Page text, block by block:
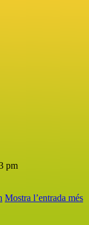
pm
Mostra l’entrada més